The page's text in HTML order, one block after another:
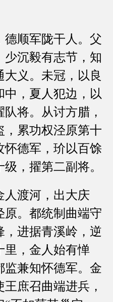
顺军陇干人。父
沉毅有志节，知
义。未冠，以良
中，夏人犯边，以
将。从讨方腊，
，累功权泾原第十
怀德军，玠以百馀
，擢第二副将。
渡河，出大庆
原。都统制曲端守
，进据青溪岭，逆
里，金人始有惮
监兼知怀德军。金
庶召曲端进兵，